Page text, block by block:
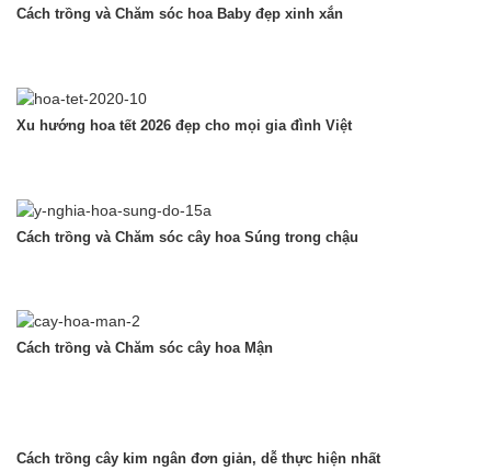
Cách trồng và Chăm sóc hoa Baby đẹp xinh xắn
Xu hướng hoa tết 2026 đẹp cho mọi gia đình Việt
Cách trồng và Chăm sóc cây hoa Súng trong chậu
Cách trồng và Chăm sóc cây hoa Mận
Cách trồng cây kim ngân đơn giản, dễ thực hiện nhất